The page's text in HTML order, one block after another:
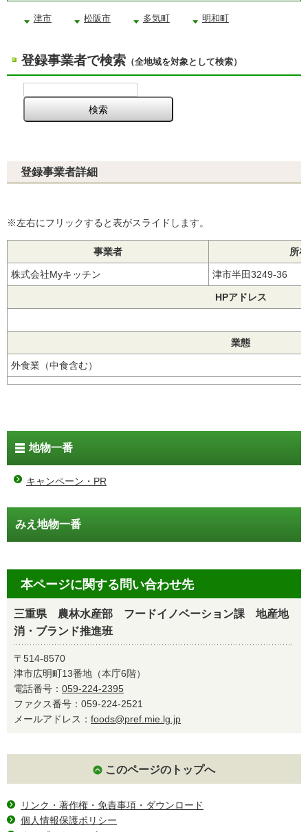
津市 松阪市 多気町 明和町
登録事業者で検索 （全地域を対象として検索）
登録事業者詳細
※左右にフリックすると表がスライドします。
事業者 所
株式会社Myキッチン 津市半田3249-36
HPアドレス
業態
外食業（中食含む）
地物一番
キャンペーン・PR
みえ地物一番
本ページに関する問い合わせ先
三重県 農林水産部 フードイノベーション課 地産地
消・ブランド推進班
〒514-8570
津市広明町13番地（本庁6階）
電話番号： 059-224-2395
ファクス番号：059-224-2521
メールアドレス： foods@pref.mie.lg.jp
このページのトップへ
リンク・著作権・免責事項・ダウンロード
個人情報保護ポリシー